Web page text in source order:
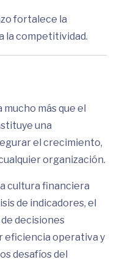
fortalece la
la competitividad.
más que el
una
el crecimiento,
organización.
cultura financiera
de indicadores, el
decisiones
eficiencia operativa y
desafíos del